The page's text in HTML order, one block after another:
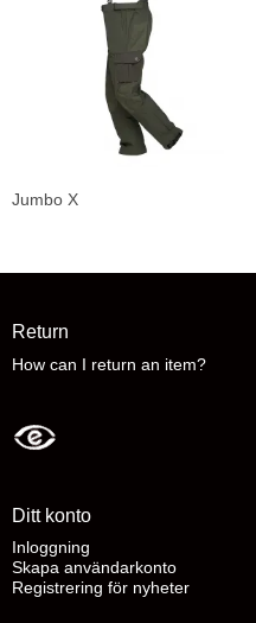
Jumbo X
Return
How can I return an item?
Ditt konto
Inloggning
Skapa användarkonto
Registrering för nyheter